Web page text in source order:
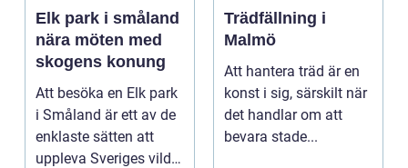
Elk park i småland
nära möten med
skogens konung
Att besöka en Elk park
i Småland är ett av de
enklaste sätten att
uppleva Sveriges vilda
Trädfällning i
Malmö
Att hantera träd är en
konst i sig, särskilt när
det handlar om att
bevara stade...